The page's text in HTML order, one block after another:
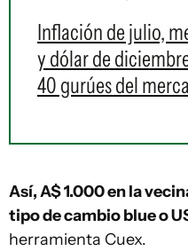
Inflación de julio,
y dólar de
40 gurúes del
Así, A$ 1.000 en la
tipo de cambio blue o
herramienta Cuex.